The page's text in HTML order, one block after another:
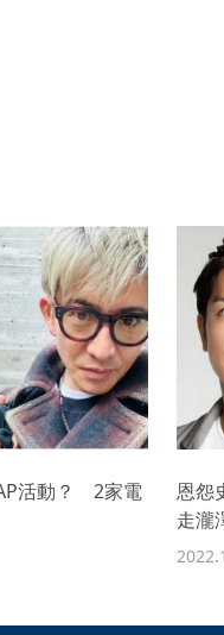
活動？ 2家電
恩怨
走瀧